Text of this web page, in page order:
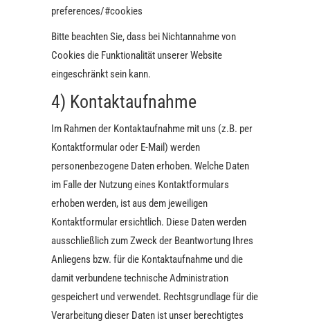
preferences/#cookies
Bitte beachten Sie, dass bei Nichtannahme von
Cookies die Funktionalität unserer Website
eingeschränkt sein kann.
4) Kontaktaufnahme
Im Rahmen der Kontaktaufnahme mit uns (z.B. per
Kontaktformular oder E-Mail) werden
personenbezogene Daten erhoben. Welche Daten
im Falle der Nutzung eines Kontaktformulars
erhoben werden, ist aus dem jeweiligen
Kontaktformular ersichtlich. Diese Daten werden
ausschließlich zum Zweck der Beantwortung Ihres
Anliegens bzw. für die Kontaktaufnahme und die
damit verbundene technische Administration
gespeichert und verwendet. Rechtsgrundlage für die
Verarbeitung dieser Daten ist unser berechtigtes